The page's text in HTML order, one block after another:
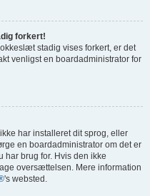
forkert!
stadig vises forkert, er det
venligst en boardadministrator for
har installeret dit sprog, eller
en boardadministrator om det er
har brug for. Hvis den ikke
oversættelsen. Mere information
's websted.